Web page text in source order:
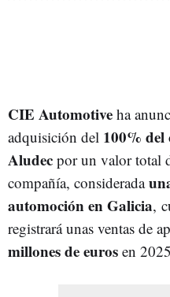
CIE Automotive ha
adquisición del 100% del
Aludec por un valor total
compañía, considerada
automoción en Galicia,
registrará unas ventas de
millones de euros en